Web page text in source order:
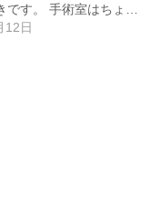
です。 手術室はちょ…
12日